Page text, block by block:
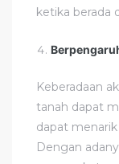
ketika berada
Keberadaan
tanah dapat
dapat
Dengan